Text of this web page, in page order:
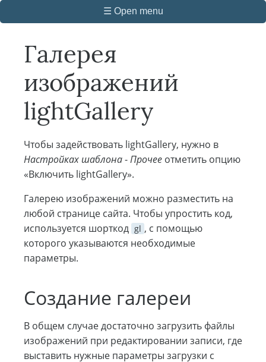
☰ Open menu
Галерея
изображений
lightGallery
Чтобы задействовать lightGallery, нужно в
Настройках шаблона-Прочее отметить опцию
«Включить lightGallery».
Галерею изображений можно разместить на
любой странице сайта. Чтобы упростить код,
используется шорткод gl , с помощью
которого указываются необходимые
параметры.
Создание галереи
В общем случае достаточно загрузить файлы
изображений при редактировании записи, где
выставить нужные параметры загрузки с